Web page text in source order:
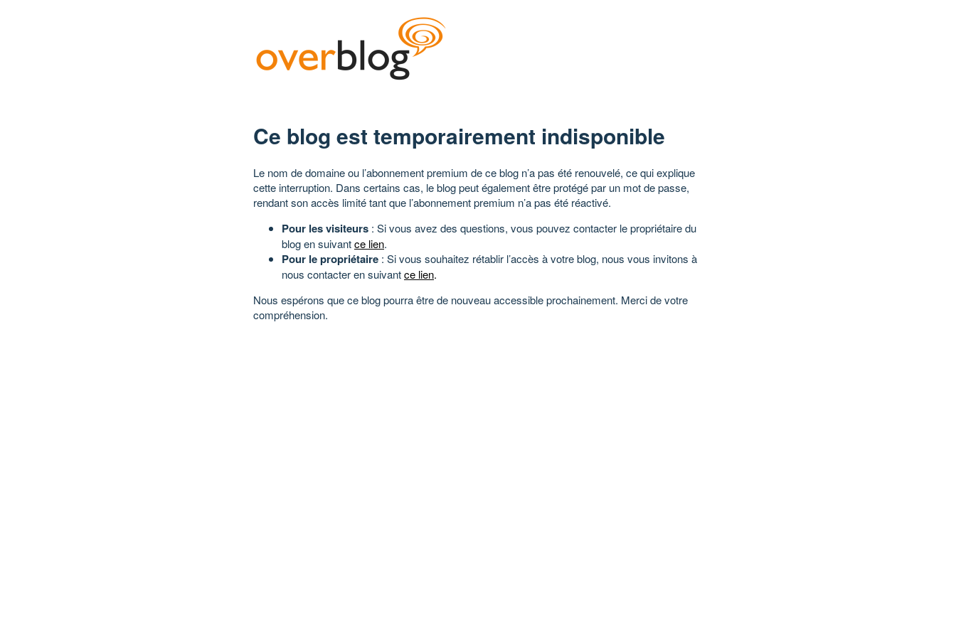
Ce blog est temporairement indisponible
Le nom de domaine ou l’abonnement premium de ce blog n’a pas été renouvelé, ce qui explique
cette interruption. Dans certains cas, le blog peut également être protégé par un mot de passe,
rendant son accès limité tant que l’abonnement premium n’a pas été réactivé.
Pour les visiteurs : Si vous avez des questions, vous pouvez contacter le propriétaire du
blog en suivantce lien.
Pour le propriétaire : Si vous souhaitez rétablir l’accès à votre blog, nous vous invitons à
nous contacter en suivantce lien.
Nous espérons que ce blog pourra être de nouveau accessible prochainement. Merci de votre
compréhension.